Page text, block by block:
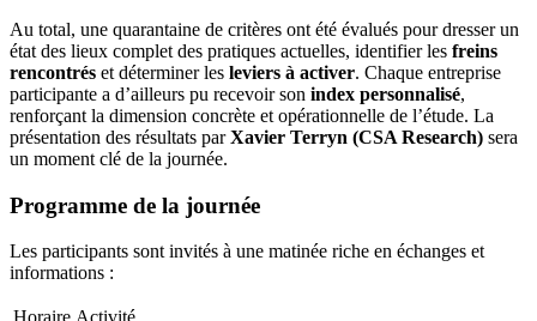
Au total, une quarantaine de critères ont été évalués pour dresser un
état des lieux complet des pratiques actuelles, identifier les freins
rencontrés et déterminer les leviers à activer. Chaque entreprise
participante a d’ailleurs pu recevoir son index personnalisé,
renforçant la dimension concrète et opérationnelle de l’étude. La
présentation des résultats parXavier Terryn (CSA Research) sera
un moment clé de la journée.
Programme de la journée
Les participants sont invités à une matinée riche en échanges et
informations :